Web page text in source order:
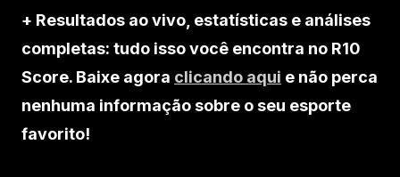
+ Resultados ao vivo, estatísticas e análises
completas: tudo isso você encontra no R10
Score. Baixe agora clicando aqui e não perca
nenhuma informação sobre o seu esporte
favorito!